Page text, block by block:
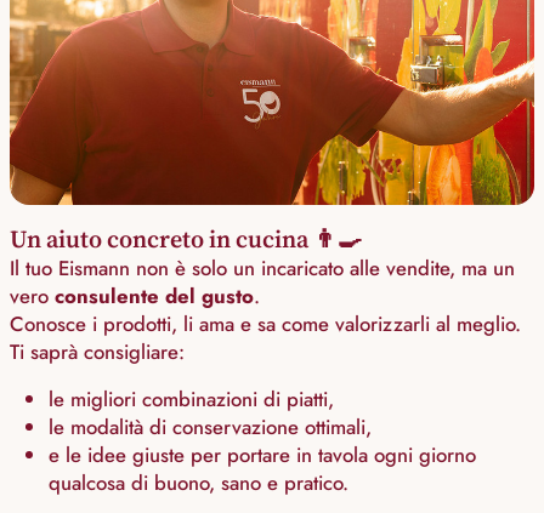
Un aiuto concreto in cucina 👨‍🍳
Il tuo Eismann non è solo un incaricato alle vendite, ma un
vero consulente del gusto.
Conosce i prodotti, li ama e sa come valorizzarli al meglio.
Ti saprà consigliare:
le migliori combinazioni di piatti,
le modalità di conservazione ottimali,
e le idee giuste per portare in tavola ogni giorno
qualcosa di buono, sano e pratico.